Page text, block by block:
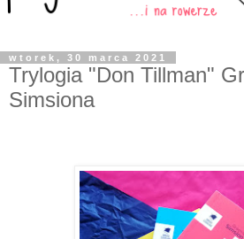
wtorek, 30 marca 2021
Trylogia "Don Tillman"
Simsiona